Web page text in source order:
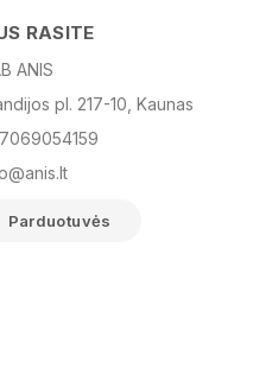
RASITE
ANIS
pl. 217-10, Kaunas
Parduotuvės